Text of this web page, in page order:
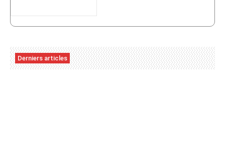
Derniers articles